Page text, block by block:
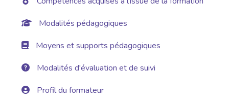
Modalités pédagogiques
Moyens et supports pédagogiques
Modalités d'évaluation et de suivi
Profil du formateur